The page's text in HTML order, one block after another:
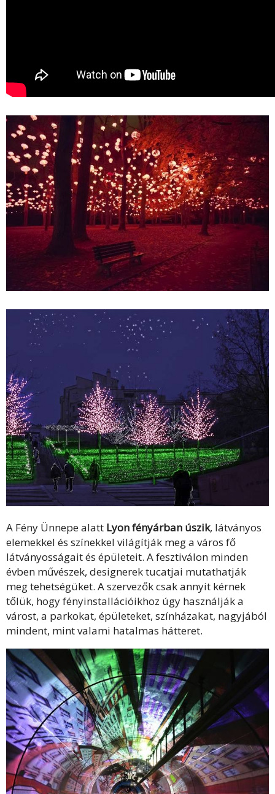
A Fény Ünnepe alatt Lyon fényárban úszik, látványos
elemekkel és színekkel világítják meg a város fő
látványosságait és épületeit. A fesztiválon minden
évben művészek, designerek tucatjai mutathatják
meg tehetségüket. A szervezők csak annyit kérnek
tőlük, hogy fényinstallációikhoz úgy használják a
várost, a parkokat, épületeket, színházakat, nagyjából
mindent, mint valami hatalmas hátteret.